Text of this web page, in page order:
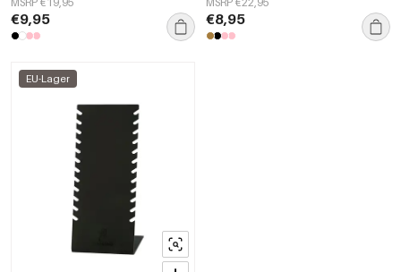
€9,95 €8,95
EU-Lager